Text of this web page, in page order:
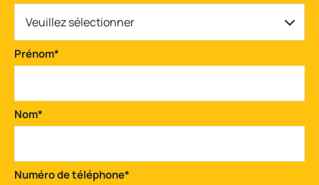
Veuillez sélectionner
Prénom*
Nom*
Numéro de téléphone*